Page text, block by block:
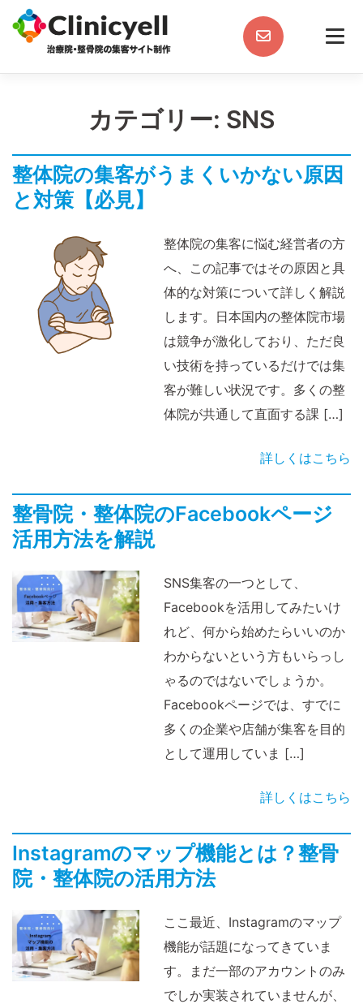
content
カテゴリー: SNS
整体院の集客がうまくいかない原因
と対策【必見】
整体院の集客に悩む経営者の方
へ、この記事ではその原因と具
体的な対策について詳しく解説
します。日本国内の整体院市場
は競争が激化しており、ただ良
い技術を持っているだけでは集
客が難しい状況です。多くの整
体院が共通して直面する課 […]
詳しくはこちら
整骨院・整体院のFacebookページ
活用方法を解説
SNS集客の一つとして、
Facebookを活用してみたいけ
れど、何から始めたらいいのか
わからないという方もいらっし
ゃるのではないでしょうか。
Facebookページでは、すでに
多くの企業や店舗が集客を目的
として運用していま […]
詳しくはこちら
Instagramのマップ機能とは？整骨
院・整体院の活用方法
ここ最近、Instagramのマップ
機能が話題になってきていま
す。まだ一部のアカウントのみ
でしか実装されていませんが、